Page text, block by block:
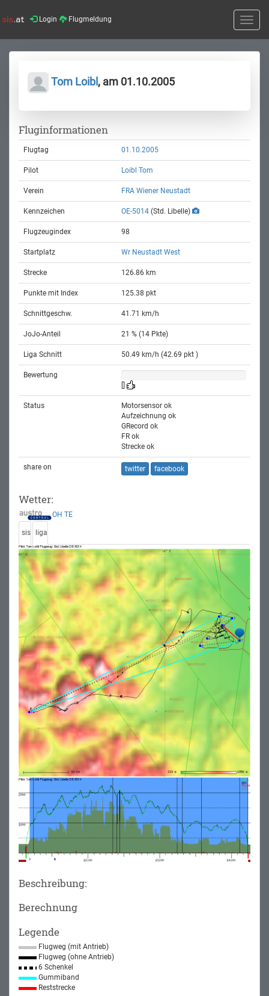
Login Flugmeldung
Toggle
Tom Loibl , am 01.10.2005
Fluginformationen
Flugtag 01.10.2005
Pilot Loibl Tom
Verein FRA Wiener Neustadt
Kennzeichen OE-5014 (Std. Libelle)
Flugzeugindex 98
Startplatz Wr Neustadt West
Strecke 126.86 km
Punkte mit Index 125.38 pkt
Schnittgeschw. 41.71 km/h
JoJo-Anteil 21 % (14 Pkte)
Liga Schnitt 50.49 km/h (42.69 pkt )
Bewertung
Status
Motorsensor ok
Aufzeichnung ok
GRecord ok
FR ok
Strecke ok
share on twitter facebook
Wetter:
OH TE
sis liga
Beschreibung:
Berechnung
Legende
Flugweg (mit Antrieb)
Flugweg (ohne Antrieb)
6 Schenkel
Gummiband
Reststrecke